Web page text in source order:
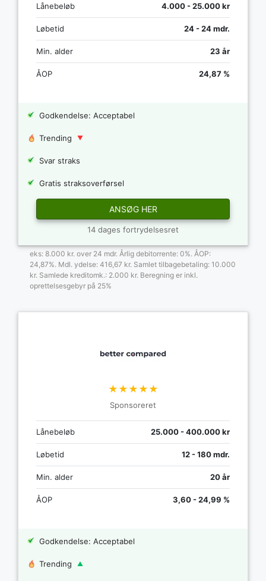
Lånebeløb 4.000 - 25.000 kr
Løbetid 24 - 24 mdr.
Min. alder 23 år
ÅOP 24,87 %
Godkendelse: Acceptabel
Trending
Svar straks
Gratis straksoverførsel
ANSØG HER
14 dages fortrydelsesret
eks: 8.000 kr. over 24 mdr. Årlig debitorrente: 0%. ÅOP:
24,87%. Mdl. ydelse: 416,67 kr. Samlet tilbagebetaling: 10.000
kr. Samlede kreditomk.: 2.000 kr. Beregning er inkl.
oprettelsesgebyr på 25%
★★★★★
Sponsoreret
Lånebeløb 25.000 - 400.000 kr
Løbetid 12 - 180 mdr.
Min. alder 20 år
ÅOP 3,60 - 24,99 %
Godkendelse: Acceptabel
Trending